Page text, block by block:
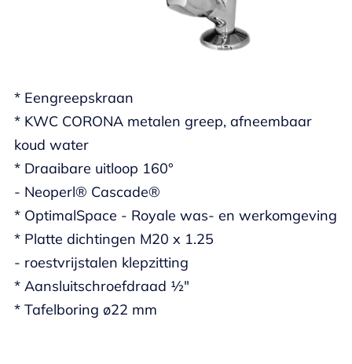
* Eengreepskraan
* KWC CORONA metalen greep, afneembaar
koud water
* Draaibare uitloop 160°
- Neoperl® Cascade®
* OptimalSpace - Royale was- en werkomgeving
* Platte dichtingen M20 x 1.25
- roestvrijstalen klepzitting
* Aansluitschroefdraad ½"
* Tafelboring ø22 mm